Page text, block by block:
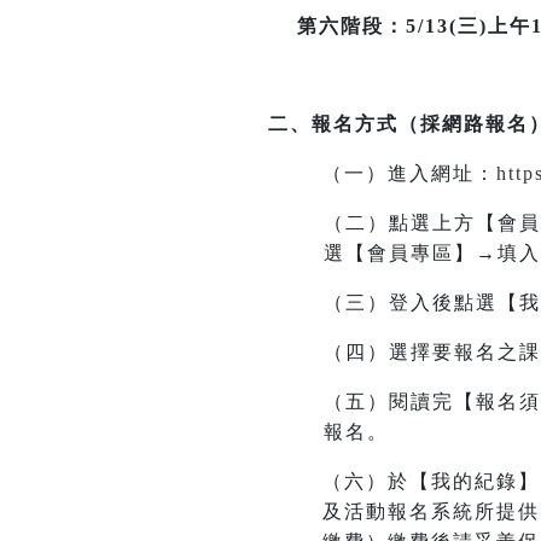
第六階段：5/13(三)上午
二、報名方式（採網路報名
（一）進入網址 ：
（二）點選上方【會
選【會員專區】→填
（三）登入後點選【
（四）選擇要報名之
（五）閱讀完【報
報名。
（六）於【我的紀錄
及活動報名系統所提